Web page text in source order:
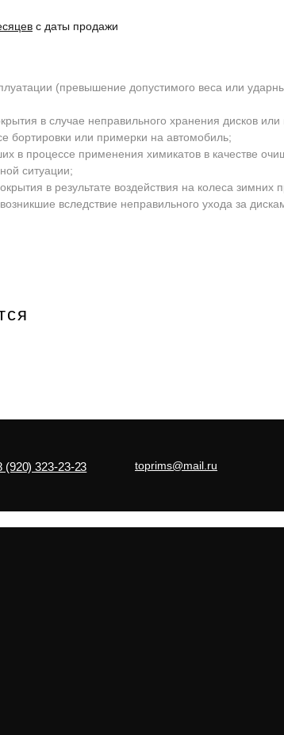
с даты продажи
(превышение допустимого веса или
в случае неправильного хранения дисков или
бортировки или примерки на автомобиль;
в процессе применения химикатов в качестве
ситуации;
в результате воздействия на колеса зимних
вследствие неправильного ухода за
(920) 323-23-23 toprims@mail.ru